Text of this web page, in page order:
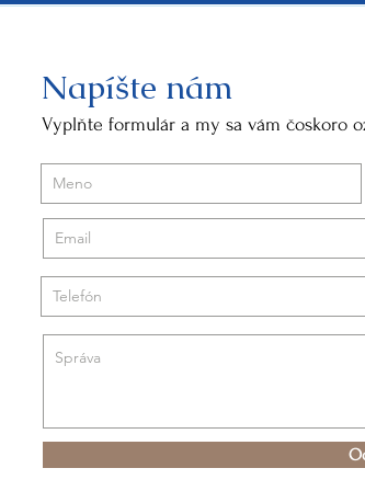
Napíšte nám
Vyplňte formulár a my sa vám čoskoro